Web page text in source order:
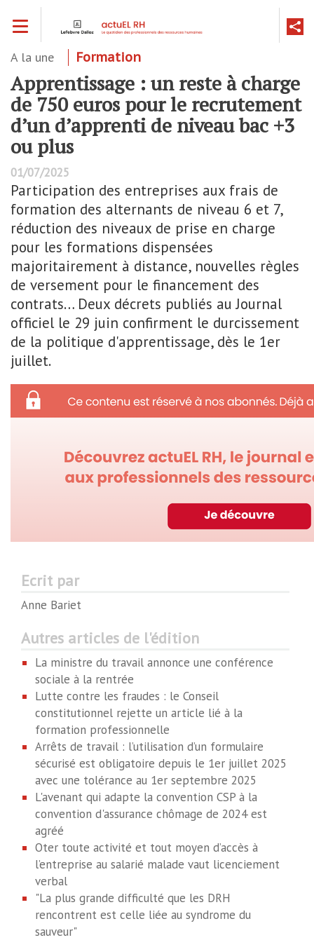
contenu
A la une Formation
Apprentissage : un reste à charge
de 750 euros pour le recrutement
d’un d’apprenti de niveau bac +3
ou plus
01/07/2025
Participation des entreprises aux frais de
formation des alternants de niveau 6 et 7,
réduction des niveaux de prise en charge
pour les formations dispensées
majoritairement à distance, nouvelles règles
de versement pour le financement des
contrats… Deux décrets publiés au Journal
officiel le 29 juin confirment le durcissement
de la politique d'apprentissage, dès le 1er
juillet.
Ecrit par
Anne Bariet
Autres articles de l'édition
La ministre du travail annonce une conférence
sociale à la rentrée
Lutte contre les fraudes : le Conseil
constitutionnel rejette un article lié à la
formation professionnelle
Arrêts de travail : l’utilisation d’un formulaire
sécurisé est obligatoire depuis le 1er juillet 2025
avec une tolérance au 1er septembre 2025
L'avenant qui adapte la convention CSP à la
convention d'assurance chômage de 2024 est
agréé
Oter toute activité et tout moyen d’accès à
l’entreprise au salarié malade vaut licenciement
verbal
"La plus grande difficulté que les DRH
rencontrent est celle liée au syndrome du
sauveur"